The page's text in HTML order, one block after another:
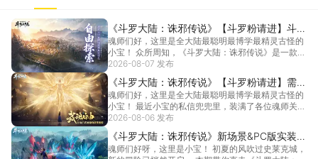
《斗罗大陆：诛邪传说》【斗罗粉请进】斗罗
大世界的标准答案应该是什么？
魂师们好，这里是全大陆最聪明最博学最精灵古怪的
小宝！ 众所周知，《斗罗大陆：诛邪传说》是一款拥
有超大... [详情]
2026-08-07 发布
《斗罗大陆：诛邪传说》【斗罗粉请进】需要
多少个武魂才能实现武魂自由？
魂师们好，这里是全大陆最聪明最博学最精灵古怪的
小宝！ 最近小宝的私信兜兜里，装满了各位魂师关于
未来公... [详情]
2026-08-06 发布
《斗罗大陆：诛邪传说》新场景&PC版实装，
画面跨维度升级！
魂师们好呀，这里是小宝！ 初夏的风吹过史莱克城，